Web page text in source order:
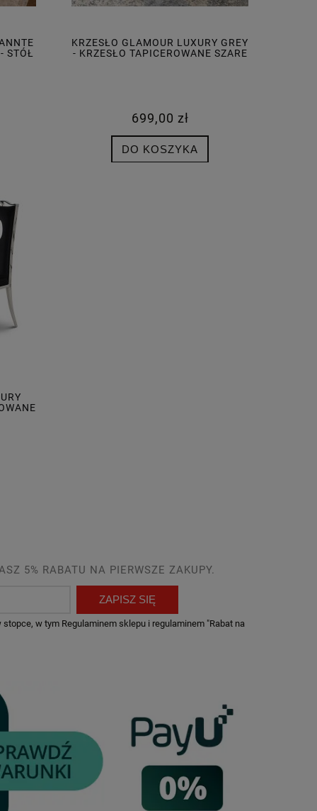
STÓŁ
KRZESŁO GLAMOUR LUXURY GREY
- KRZESŁO TAPICEROWANE SZARE
699,00 zł
DO KOSZYKA
5% RABATU NA PIERWSZE ZAKUPY.
ZAPISZ SIĘ
w tym Regulaminem sklepu i regulaminem "Rabat na